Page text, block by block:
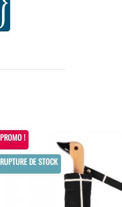
PROMO !
RUPTURE DE STOCK